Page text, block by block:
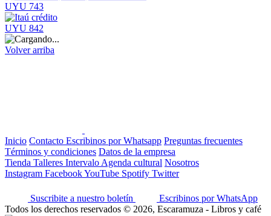
UYU 743
UYU 842
Volver arriba
Inicio Contacto Escribinos por Whatsapp Preguntas frecuentes
Términos y condiciones Datos de la empresa
Tienda Talleres Intervalo Agenda cultural Nosotros
Instagram FacebookYouTube Spotify Twitter
Suscribite a nuestro boletín
Escribinos por WhatsApp
Todos los derechos reservados © 2026, Escaramuza - Libros y café